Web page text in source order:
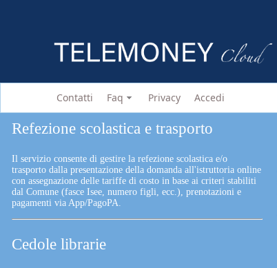
Contatti Faq Privacy Accedi
Refezione scolastica e trasporto
Il servizio consente di gestire la refezione scolastica e/o
trasporto dalla presentazione della domanda all'istruttoria online
con assegnazione delle tariffe di costo in base ai criteri stabiliti
dal Comune (fasce Isee, numero figli, ecc.), prenotazioni e
pagamenti via App/PagoPA.
Cedole librarie